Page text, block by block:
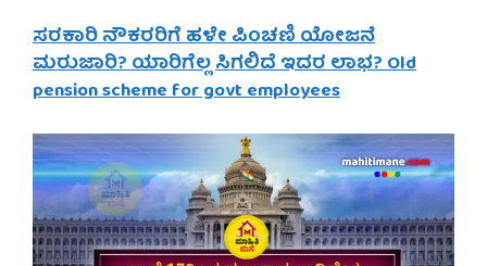
ಸರಕಾರಿ ನೌಕರರಿಗೆ ಹಳೇ ಪಿಂಚಣಿ ಯೋಜನೆ
ಮರುಜಾರಿ? ಯಾರಿಗೆಲ್ಲ ಸಿಗಲಿದೆ ಇದರ ಲಾಭ? Old
pension scheme for govt employees